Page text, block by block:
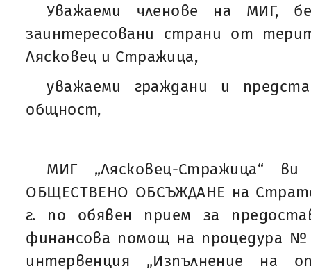
Уважаеми членове на МИГ,
заинтересовани страни от
Лясковец и Стражица,
уважаеми граждани и
общност,
МИГ „Лясковец-Стражица“
ОБЩЕСТВЕНО ОБСЪЖДАНЕ на
г. по обявен прием за
финансова помощ на процедура №
интервенция „Изпълнение на